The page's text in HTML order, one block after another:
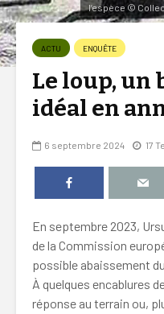
l’espèce ©
ACTU ENQUÊTE
Le loup, un
idéal en
6 septembre 2024 17
En septembre 2023,
de la Commission
possible abaissement
À quelques encablures
réponse au terrain ou,